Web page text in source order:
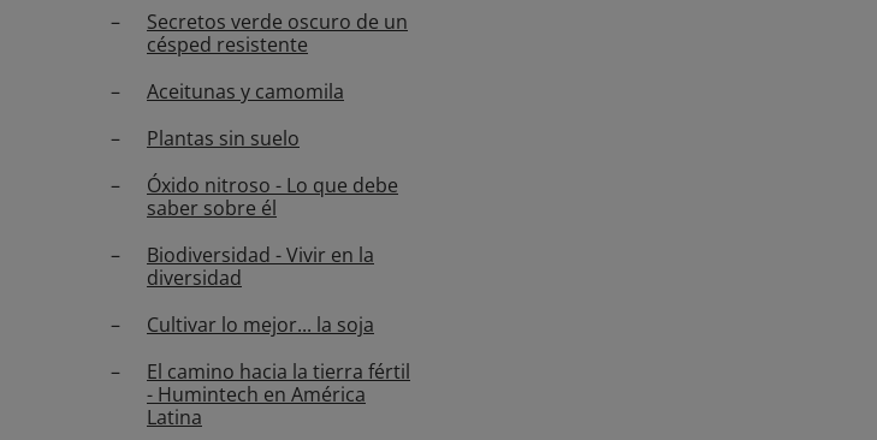
Secretos verde oscuro de un
césped resistente
Aceitunas y camomila
Plantas sin suelo
Óxido nitroso - Lo que debe
saber sobre él
Biodiversidad - Vivir en la
diversidad
Cultivar lo mejor... la soja
El camino hacia la tierra fértil
- Humintech en América
Latina